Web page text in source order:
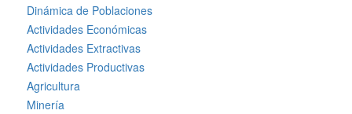
Dinámica de Poblaciones
Actividades Económicas
Actividades Extractivas
Actividades Productivas
Agricultura
Minería